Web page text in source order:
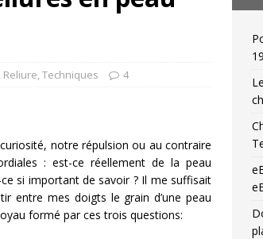
, Reliure,Techniques 4
notre répulsion ou au contraire
: est-ce réellement de la peau
si important de savoir ? Il me suffisait
entre mes doigts le grain d’une peau
formé par ces trois questions: